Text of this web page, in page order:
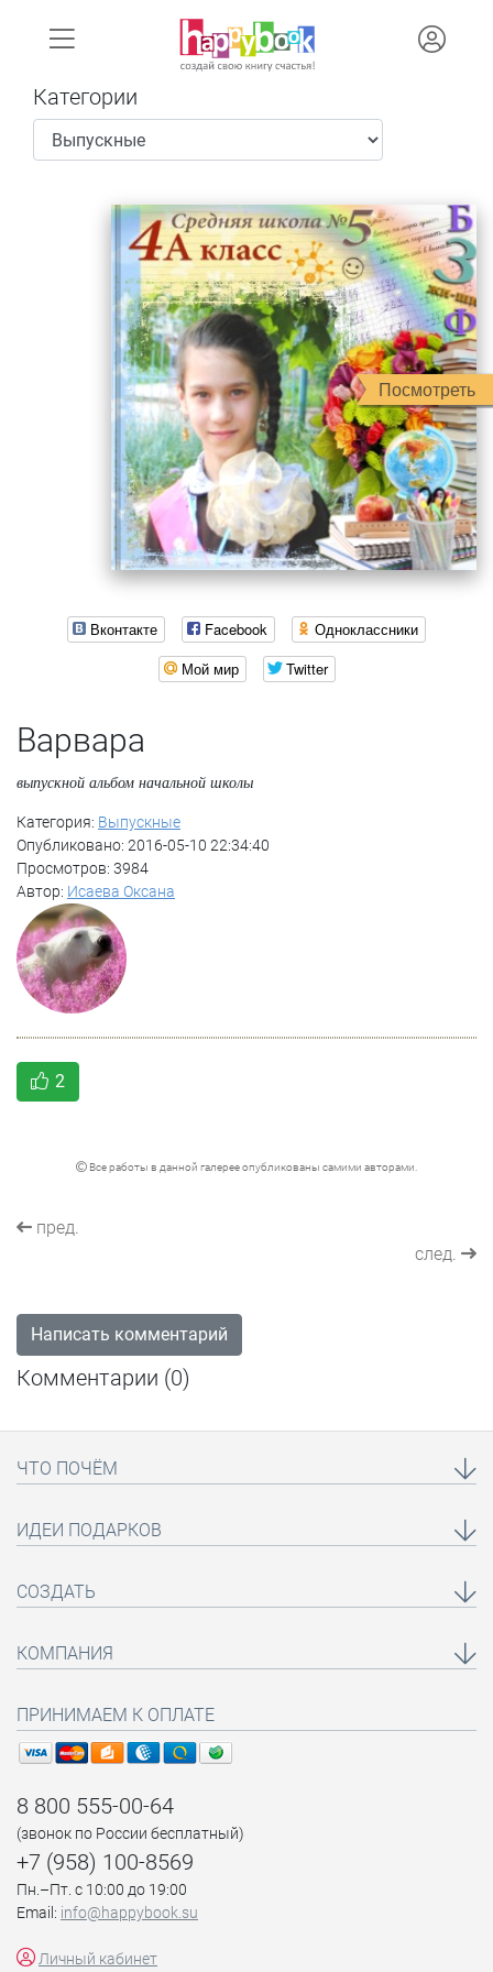
Категории
Посмотреть
Вконтакте Facebook
Одноклассники
Мой мир
Twitter
Варвара
выпускной альбом начальной школы
Категория: Выпускные
Опубликовано: 2016-05-10 22:34:40
Просмотров: 3984
Автор: Исаева Оксана
2
Все работы в данной галерее опубликованы самими авторами.
пред.
след.
Написать комментарий
Комментарии (0)
ЧТО ПОЧЁМ
ИДЕИ ПОДАРКОВ
СОЗДАТЬ
КОМПАНИЯ
ПРИНИМАЕМ К ОПЛАТЕ
8 800 555-00-64
(звонок по России бесплатный)
+7 (958) 100-8569
Пн.–Пт. с 10:00 до 19:00
Email: info@happybook.su
Личный кабинет